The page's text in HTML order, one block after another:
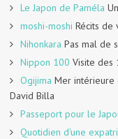
Le Japon de Paméla
moshi-moshi Récits de
Nihonkara Pas mal de
Nippon 100 Visite des
Ogijima Mer intérieure
David Billa
Passeport pour le
Quotidien d'une